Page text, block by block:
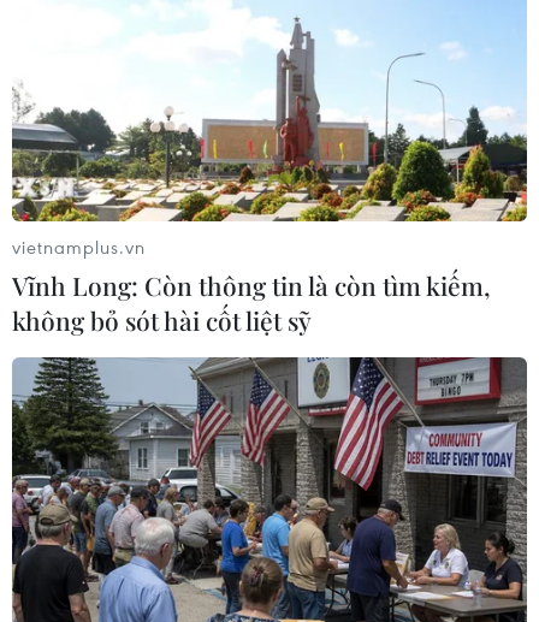
Long An: Hỏa hoạn thiêu rụi nhà xưởng
trong khu công nghiệp
16/04/2023 04:53
Ngay khi nhận tin báo, lực lượng Cảnh sát Phòng cháy
chữa cháy đã đến hiện trường phối hợp với lực lượng
tại chỗ triển khai các biện pháp nghiệp vụ để dập lửa,
khống chế vụ hỏa hoạn.
vietnamplus.vn
Vĩnh Long: Còn thông tin là còn tìm kiếm,
không bỏ sót hài cốt liệt sỹ